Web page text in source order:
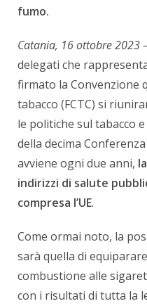
fumo.
Catania, 16 ottobre 2023–
delegati che
firmato la Convenzione
tabacco (FCTC) si
le politiche sul tabacco
della decima
avviene ogni due anni,
indirizzi di salute
compresa l’UE.
Come ormai noto, la
sarà quella di
combustione alle
con i risultati di tutta la